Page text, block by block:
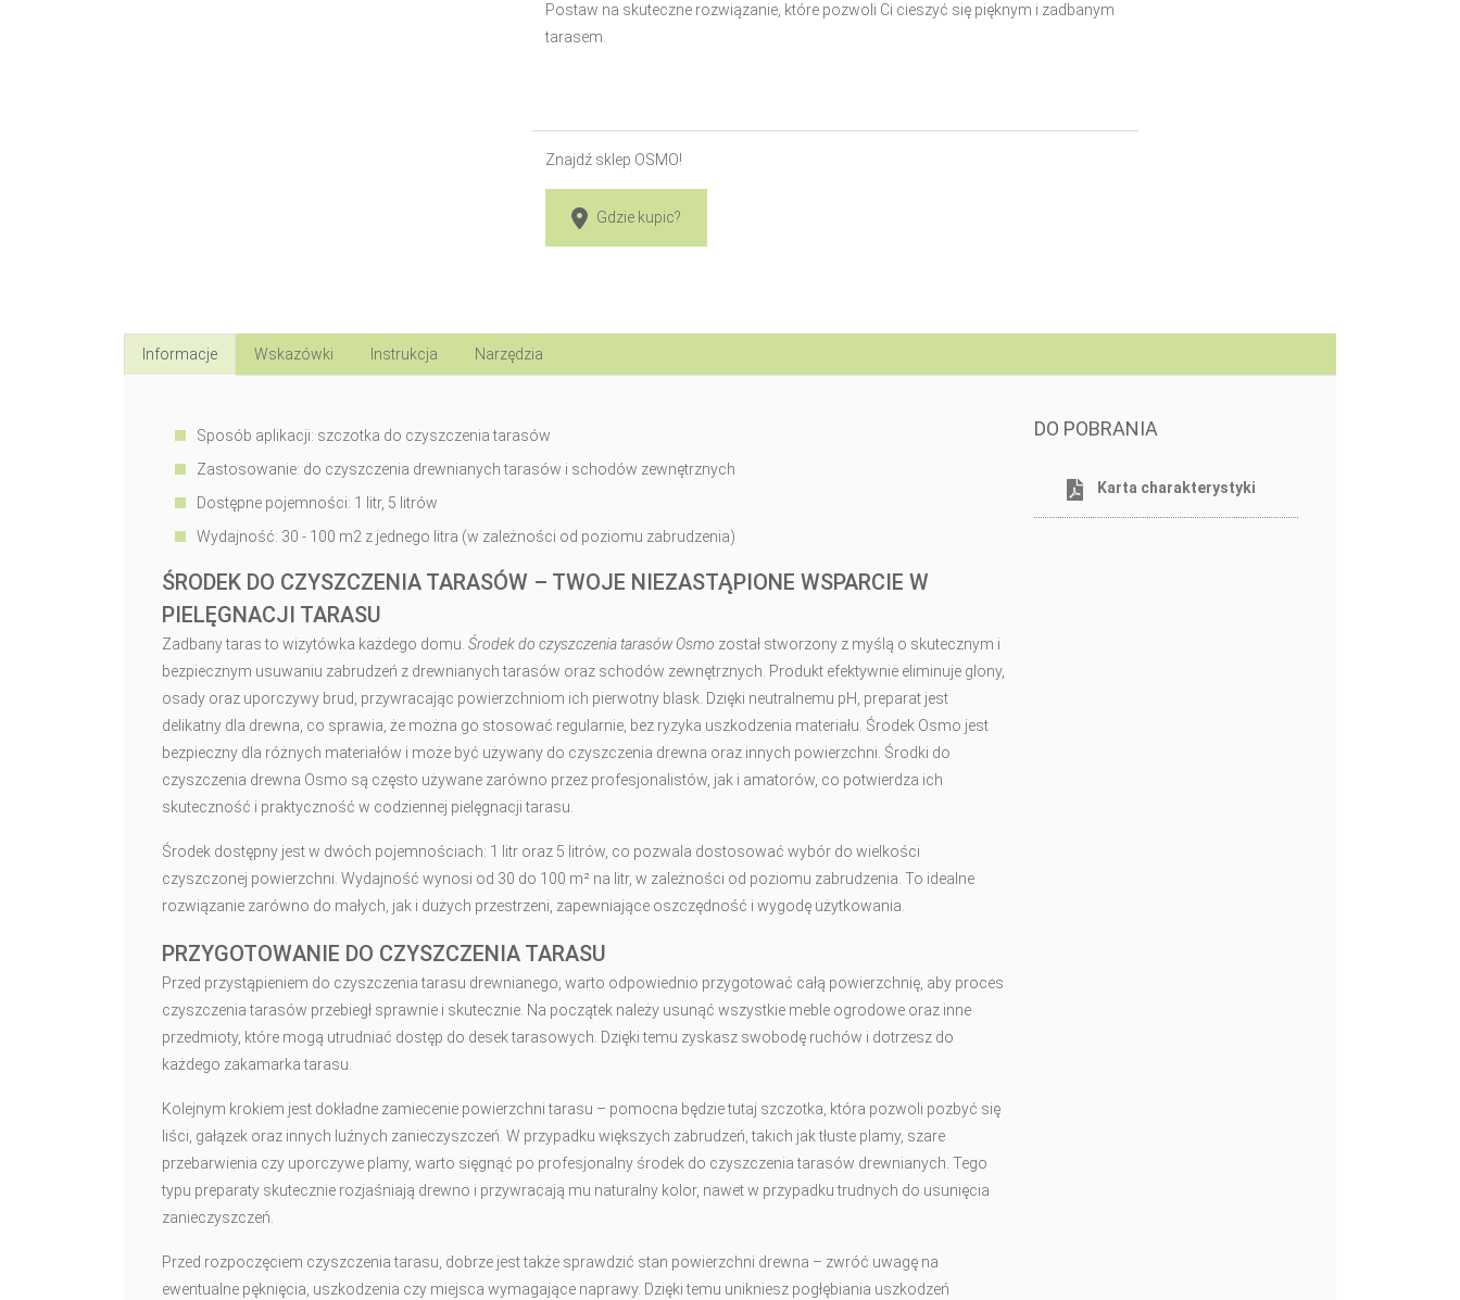
Postaw na skuteczne rozwiązanie, które pozwoli Ci cieszyć się pięknym i zadbanym
tarasem.
Znajdź sklep OSMO!
Gdzie kupic?
Informacje Wskazówki Instrukcja Narzędzia
Sposób aplikacji: szczotka do czyszczenia tarasów
Zastosowanie: do czyszczenia drewnianych tarasów i schodów zewnętrznych
Dostępne pojemności: 1 litr, 5 litrów
Wydajność: 30 - 100 m2 z jednego litra (w zależności od poziomu zabrudzenia)
ŚRODEK DO CZYSZCZENIA TARASÓW – TWOJE NIEZASTĄPIONE WSPARCIE W
PIELĘGNACJI TARASU
Zadbany taras to wizytówka każdego domu. Środek do czyszczenia tarasów Osmo został stworzony z myślą o skutecznym i
bezpiecznym usuwaniu zabrudzeń z drewnianych tarasów oraz schodów zewnętrznych. Produkt efektywnie eliminuje glony,
osady oraz uporczywy brud, przywracając powierzchniom ich pierwotny blask. Dzięki neutralnemu pH, preparat jest
delikatny dla drewna, co sprawia, że można go stosować regularnie, bez ryzyka uszkodzenia materiału. Środek Osmo jest
bezpieczny dla różnych materiałów i może być używany do czyszczenia drewna oraz innych powierzchni. Środki do
czyszczenia drewna Osmo są często używane zarówno przez profesjonalistów, jak i amatorów, co potwierdza ich
skuteczność i praktyczność w codziennej pielęgnacji tarasu.
Środek dostępny jest w dwóch pojemnościach: 1 litr oraz 5 litrów, co pozwala dostosować wybór do wielkości
czyszczonej powierzchni. Wydajność wynosi od 30 do 100 m² na litr, w zależności od poziomu zabrudzenia. To idealne
rozwiązanie zarówno do małych, jak i dużych przestrzeni, zapewniające oszczędność i wygodę użytkowania.
PRZYGOTOWANIE DO CZYSZCZENIA TARASU
Przed przystąpieniem do czyszczenia tarasu drewnianego, warto odpowiednio przygotować całą powierzchnię, aby proces
czyszczenia tarasów przebiegł sprawnie i skutecznie. Na początek należy usunąć wszystkie meble ogrodowe oraz inne
przedmioty, które mogą utrudniać dostęp do desek tarasowych. Dzięki temu zyskasz swobodę ruchów i dotrzesz do
każdego zakamarka tarasu.
Kolejnym krokiem jest dokładne zamiecenie powierzchni tarasu – pomocna będzie tutaj szczotka, która pozwoli pozbyć się
liści, gałązek oraz innych luźnych zanieczyszczeń. W przypadku większych zabrudzeń, takich jak tłuste plamy, szare
przebarwienia czy uporczywe plamy, warto sięgnąć po profesjonalny środek do czyszczenia tarasów drewnianych. Tego
typu preparaty skutecznie rozjaśniają drewno i przywracają mu naturalny kolor, nawet w przypadku trudnych do usunięcia
zanieczyszczeń.
Przed rozpoczęciem czyszczenia tarasu, dobrze jest także sprawdzić stan powierzchni drewna – zwróć uwagę na
ewentualne pęknięcia, uszkodzenia czy miejsca wymagające naprawy. Dzięki temu unikniesz pogłębiania uszkodzeń
DO POBRANIA
Karta charakterystyki